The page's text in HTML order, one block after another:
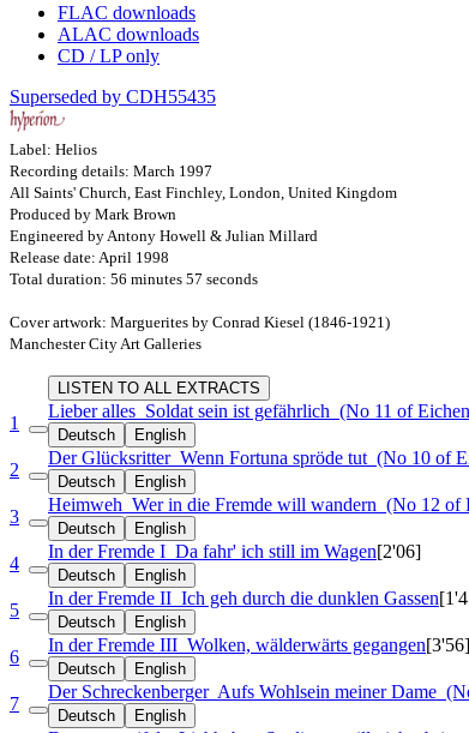
FLAC downloads
ALAC downloads
CD / LP only
Superseded by CDH55435
Label: Helios
Recording details: March 1997
All Saints' Church, East Finchley, London, United Kingdom
Produced by Mark Brown
Engineered by Antony Howell & Julian Millard
Release date: April 1998
Total duration: 56 minutes 57 seconds
Cover artwork: Marguerites by Conrad Kiesel (1846-1921)
Manchester City Art Galleries
LISTEN TO ALL EXTRACTS
1
Lieber alles Soldat sein ist gefährlich (No 11 of
Deutsch English
2
Der Glücksritter Wenn Fortuna spröde tut (No 10 of
Deutsch English
3
Heimweh Wer in die Fremde will wandern (No 12 of
Deutsch English
4
In der Fremde I Da fahr' ich still im Wagen[2'06]
Deutsch English
5
In der Fremde II Ich geh durch die dunklen Gassen
Deutsch English
6
In der Fremde III Wolken, wälderwärts gegangen[3'56]
Deutsch English
7
Der Schreckenberger Aufs Wohlsein meiner Dame
Deutsch English